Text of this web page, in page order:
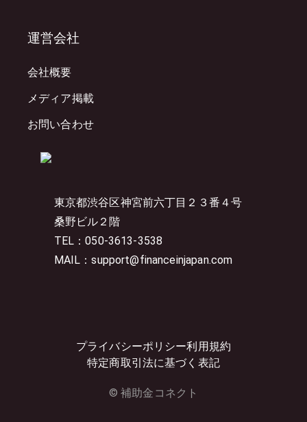
東京都渋谷区神宮前六丁目２３番４号
桑野ビル２階
TEL：050-3613-3538
MAIL：support@financeinjapan.com
プライバシーポリシー利用規約
特定商取引法に基づく表記
© 補助金コネクト
運営会社
会社概要
メディア掲載
お問い合わせ